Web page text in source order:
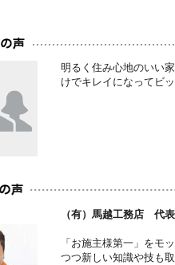
明るく住み心地のいい
けでキレイになってビ
（有）馬越工務店 代
「お施主様第一」をモ
つつ新しい知識や技も